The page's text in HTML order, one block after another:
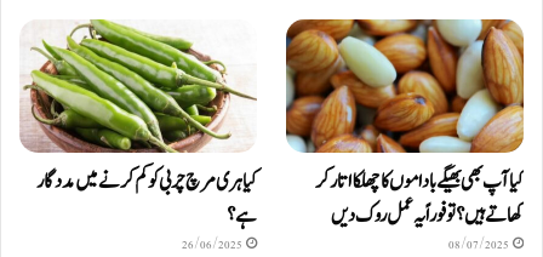
کیا آپ بھی بھیگے باداموں کا چھلکا اتار کر
کھاتے ہیں؟ تو فوراً یہ عمل روک دیں
08/07/2025
کیا ہری مرچ چربی کو کم کرنے میں مددگار
ہے؟
26/06/2025